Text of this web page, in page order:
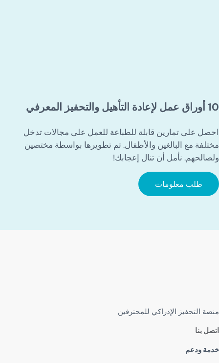
10 أوراق عمل لإعادة التأهيل والتحفيز المعرفي
احصل على تمارين قابلة للطباعة للعمل على مجالات تدخل
مختلفة مع البالغين والأطفال. تم تطويرها بواسطة مختصين
ولصالحهم. نأمل أن تنال إعجابك!
طلب معلومات
منصة التحفيز الإدراكي للمحترفين
اتصل بنا
خدمة ودعم